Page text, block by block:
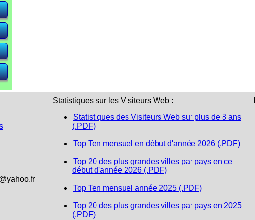
Statistiques sur les Visiteurs Web :
Statistiques des Visiteurs Web sur plus de 8 ans
(.PDF)
Top Ten mensuel en début d'année 2026 (.PDF)
Top 20 des plus grandes villes par pays en ce
début d'année 2026 (.PDF)
Top Ten mensuel année 2025 (.PDF)
Top 20 des plus grandes villes par pays en 2025
(.PDF)